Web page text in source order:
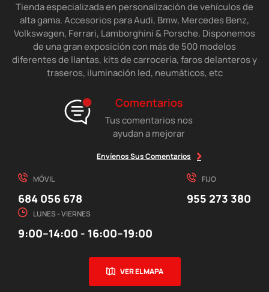
Tienda especializada en personalización de vehículos de
alta gama. Accesorios para Audi, Bmw, Mercedes Benz,
Volkswagen, Ferrari, Lamborghini & Porsche. Disponemos
de una gran exposición con más de 500 modelos
diferentes de llantas, kits de carrocería, faros delanteros y
traseros, iluminación led, neumáticos, etc
Comentarios
Tus comentarios nos
ayudan a mejorar
Envíenos Sus Comentarios
MÓVIL
684 056 678
FIJO
955 273 380
LUNES - VIERNES
9:00–14:00 - 16:00–19:00
VER EL MAPA